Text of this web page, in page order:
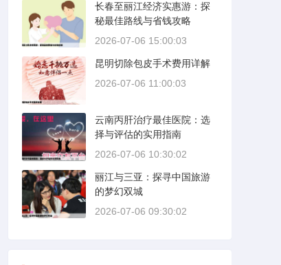
长春至丽江经济实惠游：探
秘最佳路线与省钱攻略
2026-07-06 15:00:03
昆明切除包皮手术费用详解
2026-07-06 11:00:03
云南丙肝治疗最佳医院：选
择与评估的实用指南
2026-07-06 10:30:02
丽江与三亚：探寻中国旅游
的梦幻双城
2026-07-06 09:30:02